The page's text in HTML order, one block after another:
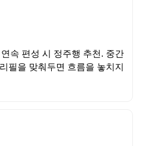
속 편성 시 정주행 추천. 중간
필을 맞춰두면 흐름을 놓치지